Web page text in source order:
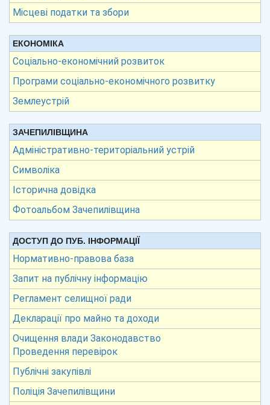
Місцеві податки та збори
ЕКОНОМІКА
Соціально-економічний розвиток
Програми соціально-економічного розвитку
Землеустрій
ЗАЧЕПИЛІВЩИНА
Адміністративно-територіальний устрій
Символіка
Історична довідка
Фотоальбом Зачепилівщина
ДОСТУП ДО ПУБ. ІНФОРМАЦІЇ
Нормативно-правова база
Запит на публічну інформацію
Регламент селищної ради
Декларації про майно та доходи
Очищення влади Законодавство
Проведення перевірок
Публічні закупівлі
Поліція Зачепилівщини